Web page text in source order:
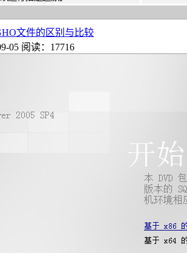
文件的区别与比较
05 阅读：17716